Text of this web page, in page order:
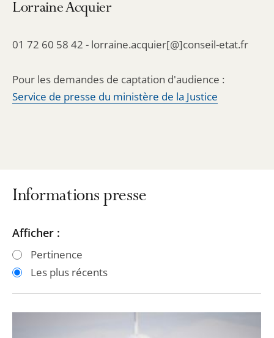
Lorraine Acquier
01 72 60 58 42 - lorraine.acquier[@]conseil-etat.fr
Pour les demandes de captation d'audience :
Service de presse du ministère de la Justice
Informations presse
Passer
les
filtres
Passer
les
filtres
Afficher :
Pertinence
Les plus récents